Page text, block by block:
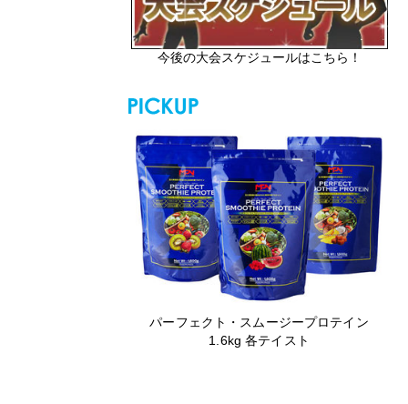
今後の大会スケジュールはこちら！
パーフェクト・スムージープロテイン
1.6kg 各テイスト